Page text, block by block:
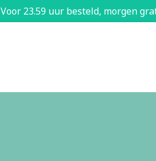
Voor 23.59 uur besteld, morgen